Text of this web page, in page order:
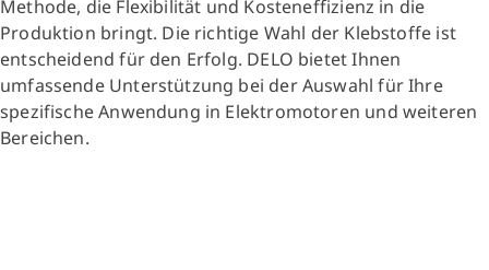
Methode, die Flexibilität und Kosteneffizienz in die
Produktion bringt. Die richtige Wahl der Klebstoffe ist
entscheidend für den Erfolg. DELO bietet Ihnen
umfassende Unterstützung bei der Auswahl für Ihre
spezifische Anwendung in Elektromotoren und weiteren
Bereichen.